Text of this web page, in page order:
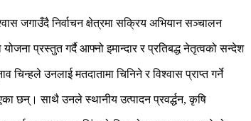
जगाउँदै निर्वाचन क्षेत्रमा सक्रिय अभियान सञ्चालन
प्रस्तुत गर्दै आफ्नो इमान्दार र प्रतिबद्ध नेतृत्वको सन्देश
उनलाई मतदातामा चिनिने र विश्वास प्राप्त गर्ने
छन्। साथै उनले स्थानीय उत्पादन प्रवर्द्धन, कृषि